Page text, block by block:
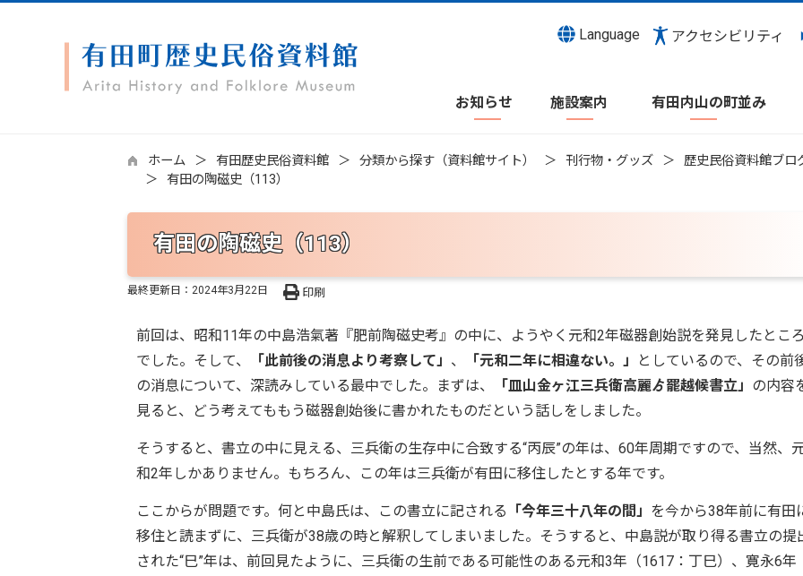
Language アクセシビリティ
お知らせ 施設案内 有田内山の町並み
ホーム 有田歴史民俗資料館 分類から探す（資料館サイト） 刊行物・グッズ
歴史民俗資料館ブロ
有田の陶磁史（113）
有田の陶磁史（113）
最終更新日： 2024年3月22日 印刷
前回は、昭和11年の中島浩氣著『肥前陶磁史考』の中に、ようやく元和2年磁器創始説を発見したとこ
でした。そして、
「此前後の消息より考察して」 、 「元和二年に相違ない。」
としているので、その前
の消息について、深読みしている最中でした。まずは、
「皿山金ヶ江三兵衛高麗ゟ罷越候書立」 の内容
見ると、どう考えてももう磁器創始後に書かれたものだという話しをしました。
そうすると、書立の中に見える、三兵衛の生存中に合致する“丙辰”の年は、60年周期ですので、当然、
和2年しかありません。もちろん、この年は三兵衛が有田に移住したとする年です。
ここからが問題です。何と中島氏は、この書立に記される 「今年三十八年の間」 を今から38年前に有田
移住と読まずに、三兵衛が38歳の時と解釈してしまいました。そうすると、中島説が取り得る書立の提
された“巳”年は、前回見たように、三兵衛の生前である可能性のある元和3年（1617：丁巳）、寛永6年